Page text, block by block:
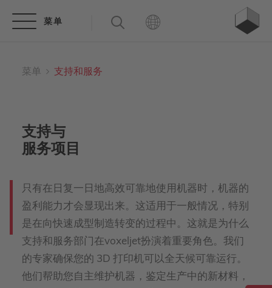
菜单 支持和服务
支持与
服务项目
只有在日复一日地高效可靠地使用机器时，机器的
盈利能力才会显现出来。这适用于一般情况，特别
是在向快速成型制造转变的过程中。这就是为什么
支持和服务部门在voxeljet扮演着重要角色。我们
的专家确保您的 3D 打印机可以全天候可靠运行。
他们帮助您自主维护机器，鉴定生产中的新材料，